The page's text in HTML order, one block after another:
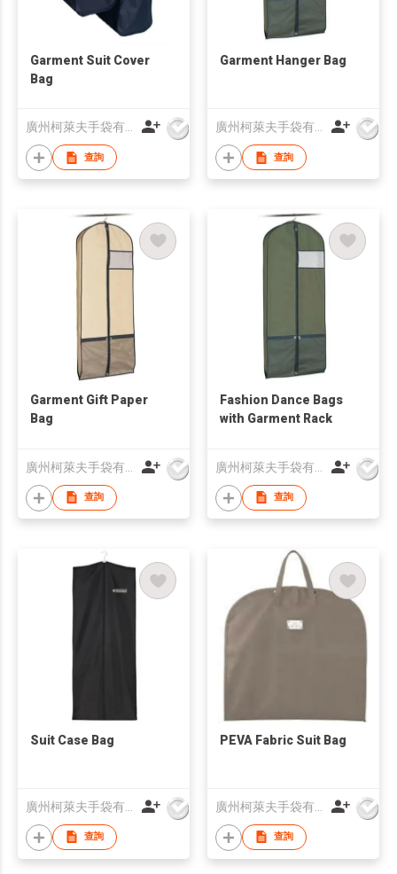
Garment Suit Cover
Bag
廣州柯萊夫手袋有限公司
查詢
Garment Hanger Bag
廣州柯萊夫手袋有限公司
查詢
Garment Gift Paper
Bag
查詢
Fashion Dance Bags
with Garment Rack
查詢
Suit Case Bag
查詢
PEVA Fabric Suit Bag
查詢